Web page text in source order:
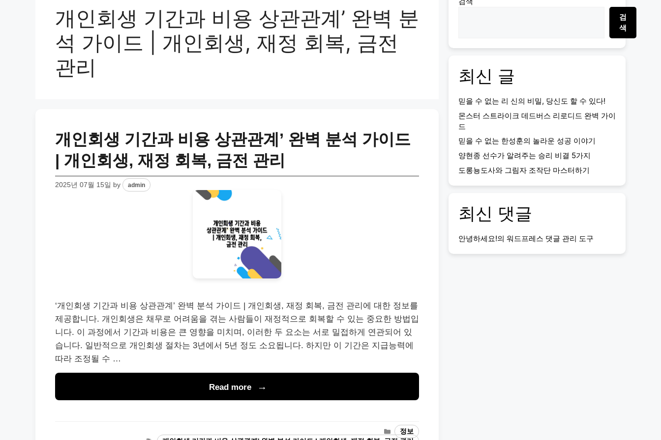
개인회생 기간과 비용 상관관계’ 완벽 분
석 가이드 | 개인회생, 재정 회복, 금전
관리
개인회생 기간과 비용 상관관계’ 완벽 분석 가이드
| 개인회생, 재정 회복, 금전 관리
2025년 07월 15일 by admin
‘개인회생 기간과 비용 상관관계’ 완벽 분석 가이드 | 개인회생, 재정 회복, 금전 관리에 대한 정보를
제공합니다. 개인회생은 채무로 어려움을 겪는 사람들이 재정적으로 회복할 수 있는 중요한 방법입
니다. 이 과정에서 기간과 비용은 큰 영향을 미치며, 이러한 두 요소는 서로 밀접하게 연관되어 있
습니다. 일반적으로 개인회생 절차는 3년에서 5년 정도 소요됩니다. 하지만 이 기간은 지급능력에
따라 조정될 수 …
Read more
Categories
정보
검
색
최신 글
믿을 수 없는 리 신의 비밀, 당신도 할 수 있다!
몬스터 스트라이크 데드버스 리로디드 완벽 가이
드
믿을 수 없는 한성훈의 놀라운 성공 이야기
양현종 선수가 알려주는 승리 비결 5가지
도롱뇽도사와 그림자 조작단 마스터하기
최신 댓글
안녕하세요!의 워드프레스 댓글 관리 도구